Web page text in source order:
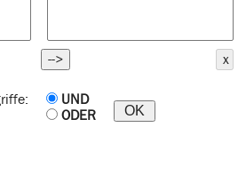
UND
ODER